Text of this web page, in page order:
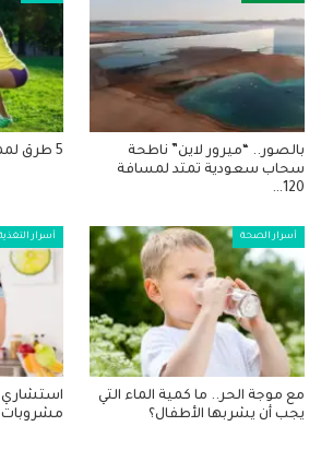
بالصور.. “ميرور لاين” ناطحة
سحاب سعودية تمتد لمسافة
120…
5 طرق لممارسة تمرين السكوات
أسرار الصحة
مع موجة الحر.. ما كمية الماء التي
يجب أن يشربها الأطفال؟
أسرار
استشاري
مشروبات